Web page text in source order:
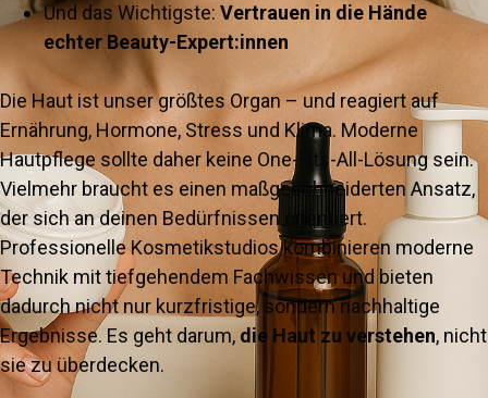
Und das Wichtigste: Vertrauen in die Hände
echter Beauty-Expert:innen
Die Haut ist unser größtes Organ – und reagiert auf
Ernährung, Hormone, Stress und Klima. Moderne
Hautpflege sollte daher keine One-Fits-All-Lösung sein.
Vielmehr braucht es einen maßgeschneiderten Ansatz,
der sich an deinen Bedürfnissen orientiert.
Professionelle Kosmetikstudios kombinieren moderne
Technik mit tiefgehendem Fachwissen und bieten
dadurch nicht nur kurzfristige, sondern nachhaltige
Ergebnisse. Es geht darum, die Haut zu verstehen, nicht
sie zu überdecken.